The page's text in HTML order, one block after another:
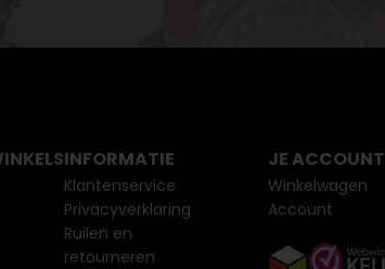
INFORMATIE
Klantenservice
Privacyverklaring
Ruilen en
retourneren
JE ACCOUNT
Winkelwagen
Account